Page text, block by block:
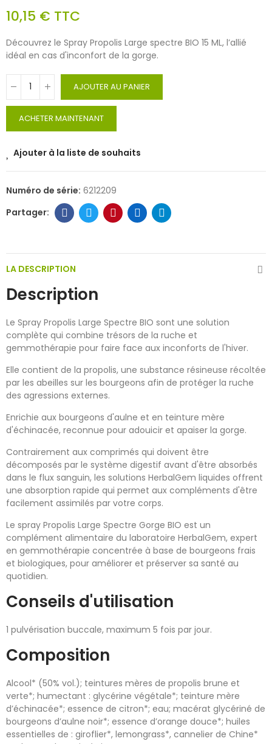
10,15 € TTC
Découvrez le Spray Propolis Large spectre BIO 15 ML, l’allié
idéal en cas d'inconfort de la gorge.
AJOUTER AU PANIER
ACHETER MAINTENANT
Ajouter à la liste de souhaits
Numéro de série: 6212209
LA DESCRIPTION
Description
Le Spray Propolis Large Spectre BIO sont une solution
complète qui combine trésors de la ruche et
gemmothérapie pour faire face aux inconforts de l'hiver.
Elle contient de la propolis, une substance résineuse récoltée
par les abeilles sur les bourgeons afin de protéger la ruche
des agressions externes.
Enrichie aux bourgeons d'aulne et en teinture mère
d'échinacée, reconnue pour adouicir et apaiser la gorge.
Contrairement aux comprimés qui doivent être
décomposés par le système digestif avant d'être absorbés
dans le flux sanguin, les solutions HerbalGem liquides offrent
une absorption rapide qui permet aux compléments d'être
facilement assimilés par votre corps.
Le spray Propolis Large Spectre Gorge BIO est un
complément alimentaire du laboratoire HerbalGem, expert
en gemmothérapie concentrée à base de bourgeons frais
et biologiques, pour améliorer et préserver sa santé au
quotidien.
Conseils d'utilisation
1 pulvérisation buccale, maximum 5 fois par jour.
Composition
Alcool* (50% vol.); teintures mères de propolis brune et
verte*; humectant : glycérine végétale*; teinture mère
d’échinacée*; essence de citron*; eau; macérat glycériné de
bourgeons d’aulne noir*; essence d’orange douce*; huiles
essentielles de : giroflier*, lemongrass*, cannelier de Chine*